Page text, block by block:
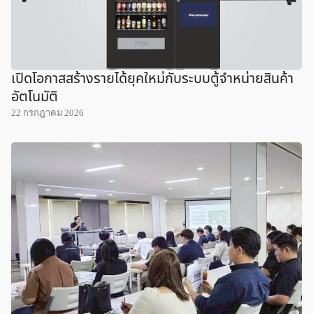
เปิดโอกาสสร้างรายได้ยุคใหม่กับระบบตู้จำหน่ายสินค้า
อัตโนมัติ
22 กรกฎาคม 2026